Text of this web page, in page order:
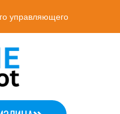
управляющего